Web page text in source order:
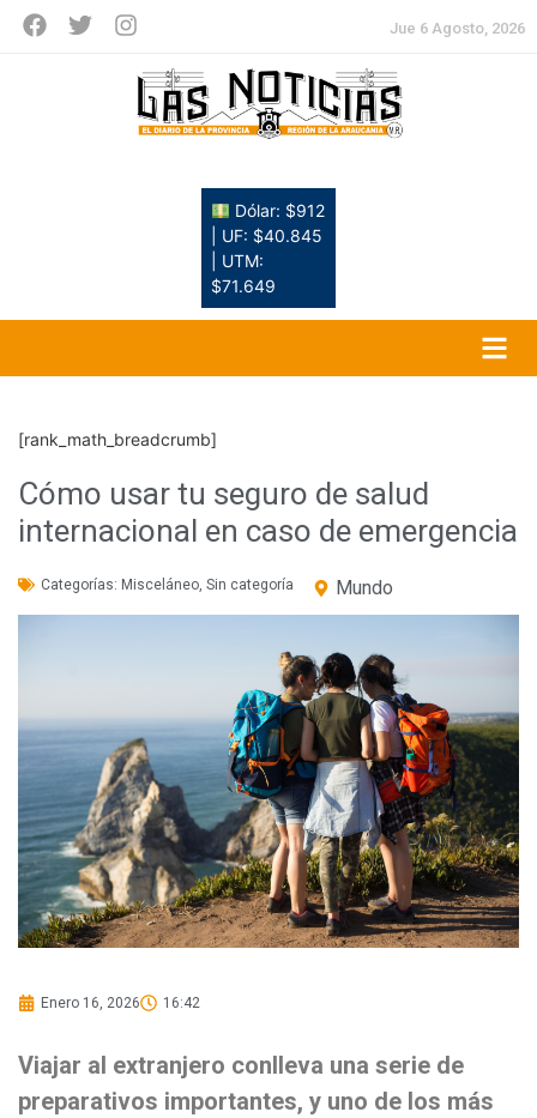
Jue 6 Agosto, 2026
Dólar: $912
| UF: $40.845
| UTM:
$71.649
[rank_math_breadcrumb]
Cómo usar tu seguro de salud
internacional en caso de emergencia
Categorías: Misceláneo Sin categoría Mundo
Enero 16, 2026 16:42
Viajar al extranjero conlleva una serie de
preparativos importantes, y uno de los más